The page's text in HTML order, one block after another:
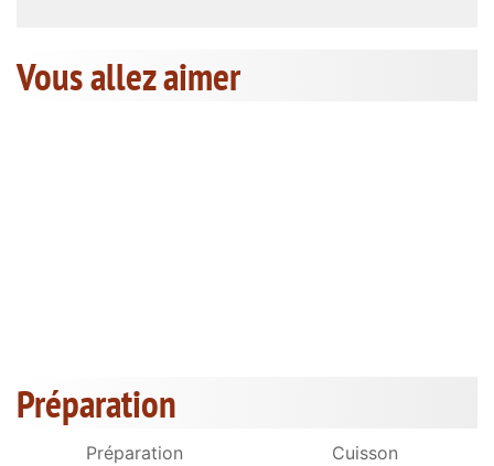
Vous allez aimer
Préparation
Préparation
Cuisson